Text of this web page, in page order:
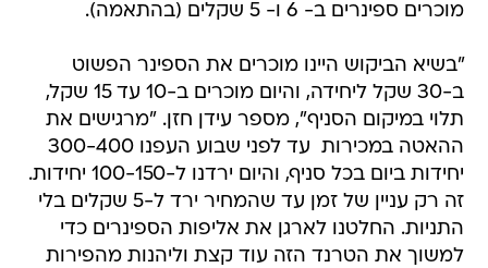
מוכרים ספינרים ב- 6 ו- 5 שקלים (בהתאמה).
"בשיא הביקוש היינו מוכרים את הספינר הפשוט
ב-30 שקל ליחידה, והיום מוכרים ב-10 עד 15 שקל,
תלוי במיקום הסניף", מספר עידן חזן. "מרגישים את
ההאטה במכירות  עד לפני שבוע העפנו 300-400
יחידות ביום בכל סניף, והיום ירדנו ל-100-150 יחידות.
זה רק עניין של זמן עד שהמחיר ירד ל-5 שקלים בלי
התניות. החלטנו לארגן את אליפות הספינרים כדי
למשוך את הטרנד הזה עוד קצת וליהנות מהפירות